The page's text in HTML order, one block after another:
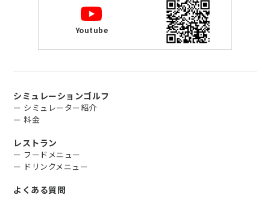
シミュレーションゴルフ
ー シミュレーター紹介
ー 料金
レストラン
ー フードメニュー
ー ドリンクメニュー
よくある質問
Youtube